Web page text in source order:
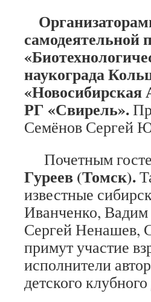
наукограда
«Новосибирская
РГ «Свирель».
Семёнов Сергей
Почетным
Гуреев (Томск).
известные
Иванченко, Вадим
Сергей Ненашев,
примут участие
исполнители
детского